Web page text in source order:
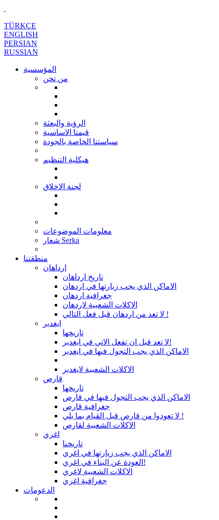
TÜRKÇE
ENGLISH
PERSIAN
RUSSIAN
المؤسسية
من نحن
الرؤية والبعثة
قيمنا الاساسية
سياستنا الخاصة بالجودة
هيكلية التنظيم
لجنة الاخلاق
معلومات الموضوعات
شعار Serka
منطقتنا
ارداهان
تاريخ ارداهان
الاماكن الذي يجب زيارتها في اردهان
جغرافية اردهان
الاكلات الشعبية لاردهان
لا تعد من اردهان قبل فعل التالي !
ايغدير
تاريخها
لا تعد قبل ان تفعل الاتي في ايغدير!
الاماكن الذي يجب التجول فيها في ايغدير
الاكلات الشعبية لايغدير
قارص
تاريخها
الاماكن الذي يجب التجول فيها في قارص
جغرافية قارص
لا تعودوا من قارص قبل القيام بما يلي !
الاكلات الشعبية لقارص
اغري
تاريخنا
الاماكن الذي يجب زيارتها في اغري
العودة عن البناء في اغري!
الاكلات الشعبية لاغري
جغرافية اغري
الدعومات